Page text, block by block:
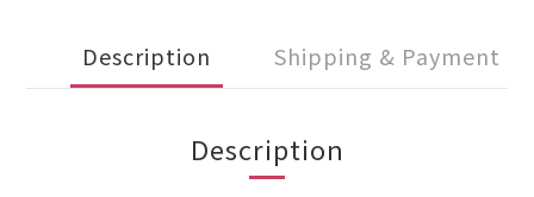
Description Shipping & Payment
Description